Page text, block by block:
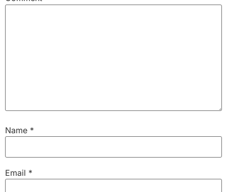
Name *
Email *